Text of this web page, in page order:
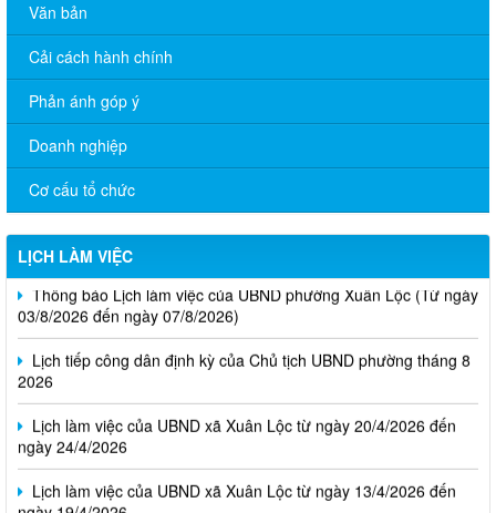
Văn bản
Cải cách hành chính
Phản ánh góp ý
Doanh nghiệp
Cơ cấu tổ chức
LỊCH LÀM VIỆC
Thông báo Lịch làm việc của UBND phường Xuân Lộc (Từ ngày
03/8/2026 đến ngày 07/8/2026)
Lịch tiếp công dân định kỳ của Chủ tịch UBND phường tháng 8
2026
Lịch làm việc của UBND xã Xuân Lộc từ ngày 20/4/2026 đến
ngày 24/4/2026
Lịch làm việc của UBND xã Xuân Lộc từ ngày 13/4/2026 đến
ngày 19/4/2026